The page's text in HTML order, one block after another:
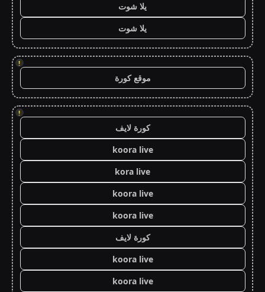
يلا شوت
يلا شوت
!
موقع كورة
!
كورة لايف
koora live
kora live
koora live
koora live
كورة لايف
koora live
koora live